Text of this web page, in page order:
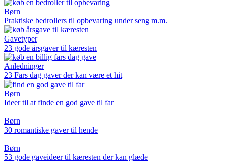
Børn
Praktiske bedrollers til opbevaring under seng m.m.
Gavetyper
23 gode årsgaver til kæresten
Anledninger
23 Fars dag gaver der kan være et hit
Børn
Ideer til at finde en god gave til far
Børn
30 romantiske gaver til hende
Børn
53 gode gaveideer til kæresten der kan glæde